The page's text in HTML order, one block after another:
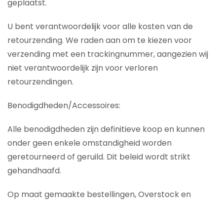
geplaatst.
U bent verantwoordelijk voor alle kosten van de
retourzending. We raden aan om te kiezen voor
verzending met een trackingnummer, aangezien wij
niet verantwoordelijk zijn voor verloren
retourzendingen.
Benodigdheden/Accessoires:
Alle benodigdheden zijn definitieve koop en kunnen
onder geen enkele omstandigheid worden
geretourneerd of geruild. Dit beleid wordt strikt
gehandhaafd.
Op maat gemaakte bestellingen, Overstock en